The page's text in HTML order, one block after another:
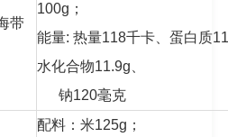
带
100g；
能量: 热量118千卡、蛋白质
水化合物11.9g、
钠120毫克
配料：米125g；